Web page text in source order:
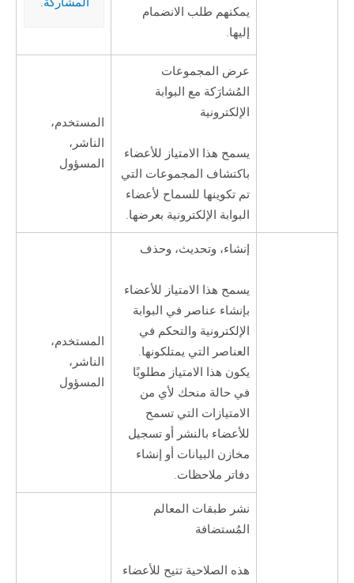
يمكنهم طلب الانضمام
إليها.
عرض المجموعات
المُشارَكة مع البوابة
الإلكترونية
يسمح هذا الامتياز للأعضاء
باكتشاف المجموعات التي
تم تكوينها للسماح لأعضاء
البوابة الإلكترونية بعرضها.
المستخدم،
الناشر،
المسؤول
إنشاء، وتحديث، وحذف
يسمح هذا الامتياز للأعضاء
بإنشاء عناصر في البوابة
الإلكترونية والتحكم في
العناصر التي يمتلكونها.
يكون هذا الامتياز مطلوبًا
في حالة منحك لأي من
الامتيازات التي تسمح
للأعضاء بالنشر أو تسجيل
مخازن البيانات أو إنشاء
دفاتر ملاحظات.
المستخدم،
الناشر،
المسؤول
نشر طبقات المعالم
المُستضافة
هذه الصلاحية تتيح للأعضاء